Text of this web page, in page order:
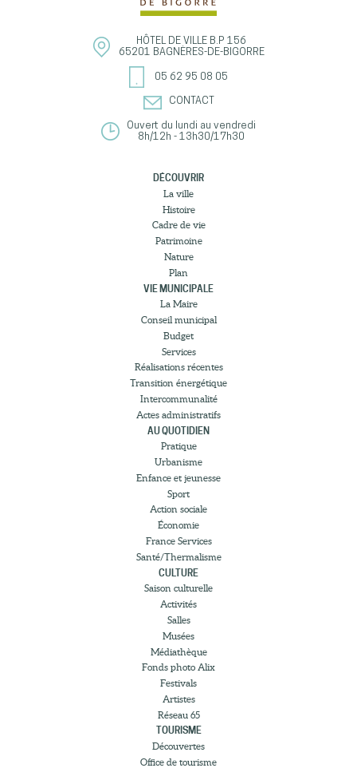
HÔTEL DE VILLE B.P 156
65201 BAGNÈRES-DE-BIGORRE
05 62 95 08 05
CONTACT
Ouvert du lundi au vendredi
8h/12h - 13h30/17h30
DÉCOUVRIR
La ville
Histoire
Cadre de vie
Patrimoine
Nature
Plan
VIE MUNICIPALE
La Maire
Conseil municipal
Budget
Services
Réalisations récentes
Transition énergétique
Intercommunalité
Actes administratifs
AU QUOTIDIEN
Pratique
Urbanisme
Enfance et jeunesse
Sport
Action sociale
Économie
France Services
Santé/Thermalisme
CULTURE
Saison culturelle
Activités
Salles
Musées
Médiathèque
Fonds photo Alix
Festivals
Artistes
Réseau 65
TOURISME
Découvertes
Office de tourisme